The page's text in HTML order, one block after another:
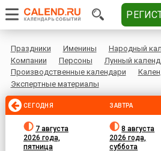
Праздники Именины Народный
Компании
Персоны
Лунный
Производственные календари
Экспертные материалы
СЕГОДНЯ
7 августа
2026 года,
пятница
ЗАВТРА
8 августа
2026 года,
суббота